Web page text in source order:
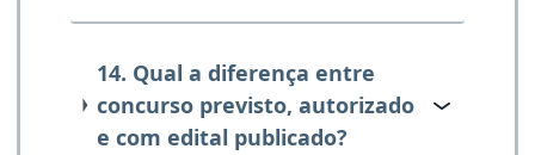
14. Qual a diferença entre
concurso previsto, autorizado
e com edital publicado?